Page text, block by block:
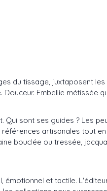
du tissage, juxtaposent
Embellie métissée
sont ses guides ? Les
artisanales tout
bouclée ou tressée,
émotionnel et tactile.